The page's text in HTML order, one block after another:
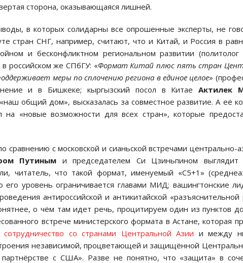
сторона, оказывающаяся лишней.
в которых солидарны все опрошенные эксперты, не
стран СНГ, например, считают, что и Китай, и Россия в
и бесконфликтном региональном развитии (политолог
российском же СПбГУ: «Формат Китай плюс пять стран
меры по сплочению региона в единое целое»
и в Бишкеке; кыргызский посол в КитаеАктилек
общий дом», высказалась за совместное развитие. А её
на «новые возможности для всех стран», которые
сравнению с московской и сианьской встречами центрально-
Путиным и председателем Си Цзиньпином выглядит
что такой формат, именуемый «С5+1»
уровень ограничивается главами МИД; вашингтонские
антироссийской и антикитайской «разъяснительной
о чём там идет речь, процитируем один из пунктов
встрече министерского формата в Астане, которая
со странами Центральной Азии и между
независимой, процветающей и защищённой
с США». Разве не понятно, что «защита» в